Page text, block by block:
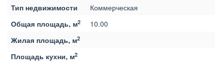
Тип недвижимости
Коммерческая
Общая площадь, м2
10.00
Жилая площадь, м2
Площадь кухни, м2